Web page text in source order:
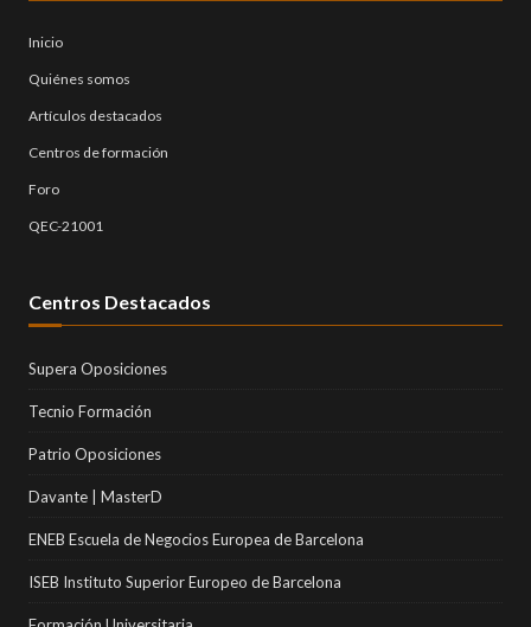
Inicio
Quiénes somos
Artículos destacados
Centros de formación
Foro
QEC-21001
Centros Destacados
Supera Oposiciones
Tecnio Formación
Patrio Oposiciones
Davante | MasterD
ENEB Escuela de Negocios Europea de Barcelona
ISEB Instituto Superior Europeo de Barcelona